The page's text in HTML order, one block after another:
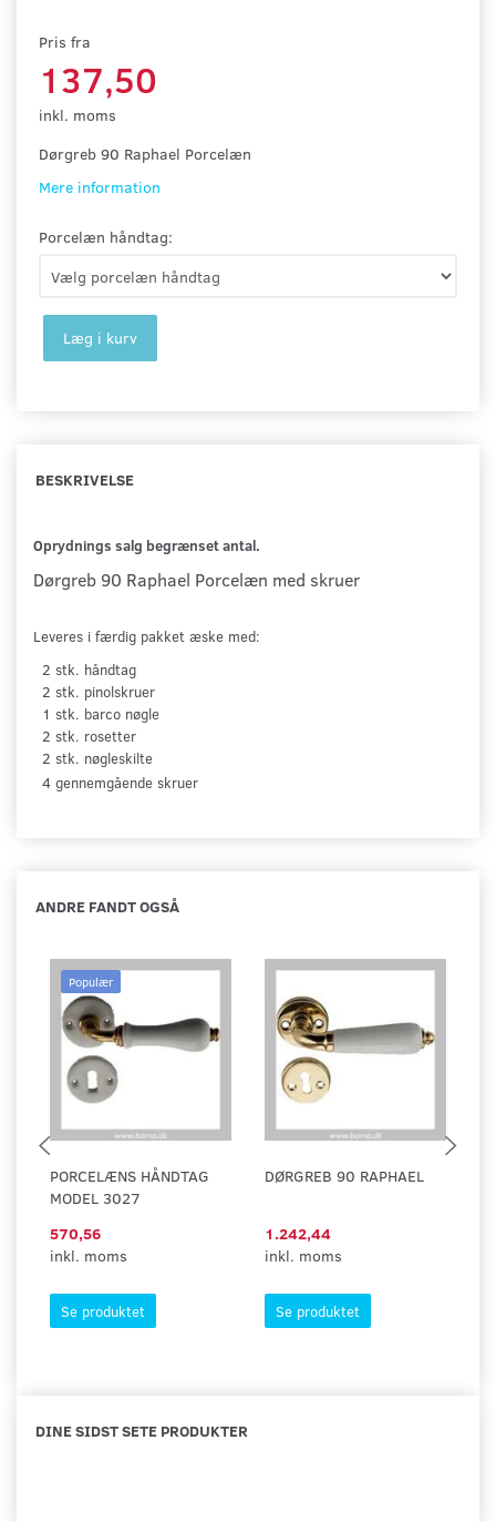
Pris fra
137,50
inkl. moms
Dørgreb 90 Raphael Porcelæn
Mere information
Porcelæn håndtag:
Læg i kurv
BESKRIVELSE
Oprydnings salg begrænset antal.
Dørgreb 90 Raphael Porcelæn med skruer
Leveres i færdig pakket æske med:
2 stk. håndtag
2 stk. pinolskruer
1 stk. barco nøgle
2 stk. rosetter
2 stk. nøgleskilte
4 gennemgående skruer
ANDRE FANDT OGSÅ
Populær
PORCELÆNS HÅNDTAG
MODEL 3027
570,56
inkl. moms
Se produktet
DØRGREB 90 RAPHAEL
1.242,44
inkl. moms
Se produktet
DINE SIDST SETE PRODUKTER